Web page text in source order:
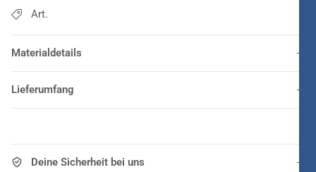
Art.
Materialdetails
Lieferumfang
Deine Sicherheit bei uns